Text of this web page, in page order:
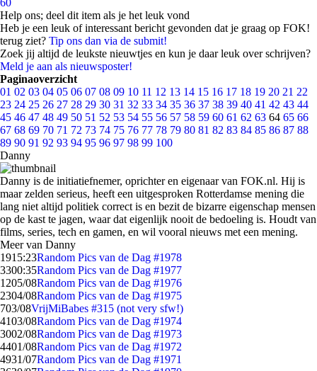
60
Help ons; deel dit item als je het leuk vond
Heb je een leuk of interessant bericht gevonden dat je graag op FOK!
terug ziet? Tip ons dan via de submit!
Zoek jij altijd de leukste nieuwtjes en kun je daar leuk over schrijven?
Meld je aan als nieuwsposter!
Paginaoverzicht
01 02 03 04 05 06 07 08 09 10 11 12 13 14 15 16 17 18 19 20 21 22
23 24 25 26 27 28 29 30 31 32 33 34 35 36 37 38 39 40 41 42 43 44
45 46 47 48 49 50 51 52 53 54 55 56 57 58 59 60 61 62 63 64 65 66
67 68 69 70 71 72 73 74 75 76 77 78 79 80 81 82 83 84 85 86 87 88
89 90 91 92 93 94 95 96 97 98 99 100
Danny
Danny is de initiatiefnemer, oprichter en eigenaar van FOK.nl. Hij is
maar zelden serieus, heeft een uitgesproken Rotterdamse mening die
lang niet altijd politiek correct is en bezit de bizarre eigenschap mensen
op de kast te jagen, waar dat eigenlijk nooit de bedoeling is. Houdt van
films, series, tech en gamen, en wil vooral nieuws met een mening.
Meer van Danny
1915:23Random Pics van de Dag #1978
3300:35Random Pics van de Dag #1977
1205/08Random Pics van de Dag #1976
2304/08Random Pics van de Dag #1975
703/08VrijMiBabes #315 (not very sfw!)
4103/08Random Pics van de Dag #1974
3002/08Random Pics van de Dag #1973
4401/08Random Pics van de Dag #1972
4931/07Random Pics van de Dag #1971